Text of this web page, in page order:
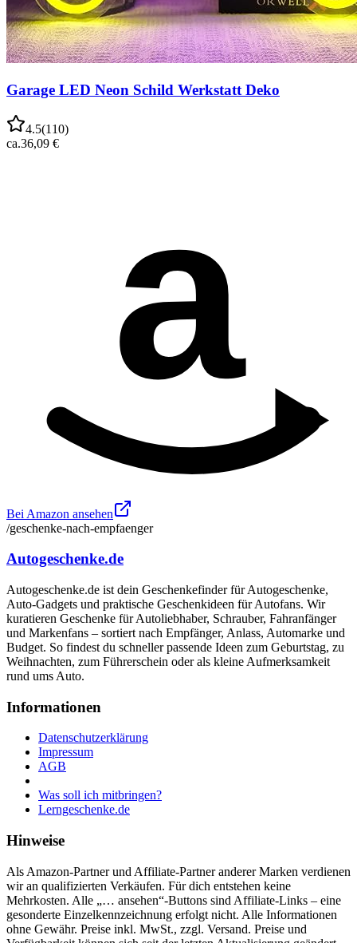
Garage LED Neon Schild Werkstatt Deko
4.5(110)
ca.36,09 €
a
Bei Amazon ansehen
/geschenke-nach-empfaenger
Autogeschenke.de
Autogeschenke.de ist dein Geschenkefinder für Autogeschenke,
Auto-Gadgets und praktische Geschenkideen für Autofans. Wir
kuratieren Geschenke für Autoliebhaber, Schrauber, Fahranfänger
und Markenfans – sortiert nach Empfänger, Anlass, Automarke und
Budget. So findest du schneller passende Ideen zum Geburtstag, zu
Weihnachten, zum Führerschein oder als kleine Aufmerksamkeit
rund ums Auto.
Informationen
Datenschutzerklärung
Impressum
AGB
Was soll ich mitbringen?
Lerngeschenke.de
Hinweise
Als Amazon-Partner und Affiliate-Partner anderer Marken verdienen
wir an qualifizierten Verkäufen. Für dich entstehen keine
Mehrkosten. Alle „… ansehen“-Buttons sind Affiliate-Links – eine
gesonderte Einzelkennzeichnung erfolgt nicht. Alle Informationen
ohne Gewähr. Preise inkl. MwSt., zzgl. Versand. Preise und